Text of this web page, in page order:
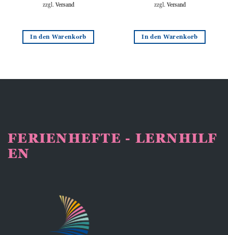
zzgl. Versand
In den Warenkorb
zzgl. Versand
In den Warenkorb
FERIENHEFTE - LERNHILF
EN